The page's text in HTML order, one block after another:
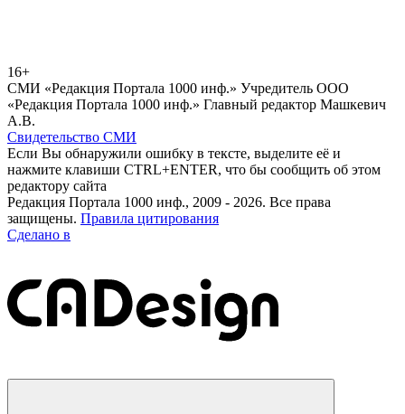
16+
СМИ «Редакция Портала 1000 инф.» Учредитель ООО
«Редакция Портала 1000 инф.» Главный редактор Машкевич
А.В.
Свидетельство СМИ
Если Вы обнаружили ошибку в тексте, выделите её и
нажмите клавиши CTRL+ENTER, что бы сообщить об этом
редактору сайта
Редакция Портала 1000 инф., 2009 - 2026. Все права
защищены. Правила цитирования
Сделано в